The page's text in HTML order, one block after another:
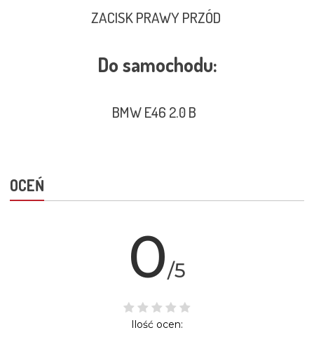
ZACISK PRAWY PRZÓD
Do samochodu:
BMW E46 2.0 B
OCEŃ
0/5
Ilość ocen: